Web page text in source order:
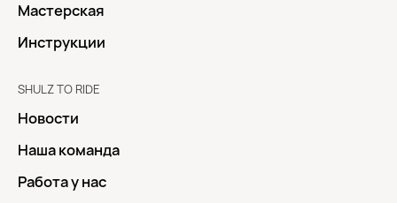
Мастерская
Инструкции
SHULZ TO RIDE
Новости
Наша команда
Работа у нас